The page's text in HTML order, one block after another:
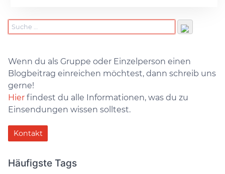
Wenn du als Gruppe oder Einzelperson einen
Blogbeitrag einreichen möchtest, dann schreib uns
gerne!
Hier findest du alle Informationen, was du zu
Einsendungen wissen solltest.
Kontakt
Häufigste Tags